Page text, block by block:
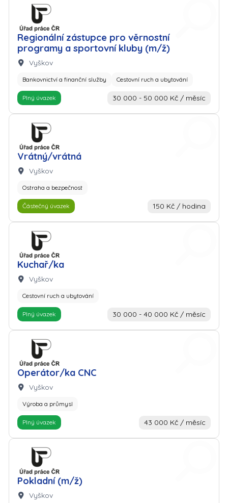
Regionální zástupce pro věrnostní
programy a sportovní kluby (m/ž)
Zaměstnavatel: Úřad práce
Lokalita:
Vyškov
Bankovnictví a finanční služby Cestovní ruch a ubytování
Plný úvazek 30 000 - 50 000 Kč / měsíc
Vrátný/vrátná
Zaměstnavatel: Úřad práce
Lokalita:
Vyškov
Ostraha a bezpečnost
Částečný úvazek 150 Kč / hodina
Kuchař/ka
Zaměstnavatel: Úřad práce
Lokalita:
Vyškov
Cestovní ruch a ubytování
Plný úvazek 30 000 - 40 000 Kč / měsíc
Operátor/ka CNC
Zaměstnavatel: Úřad práce
Lokalita:
Vyškov
Výroba a průmysl
Plný úvazek 43 000 Kč / měsíc
Pokladní (m/ž)
Zaměstnavatel: Úřad práce
Lokalita:
Vyškov